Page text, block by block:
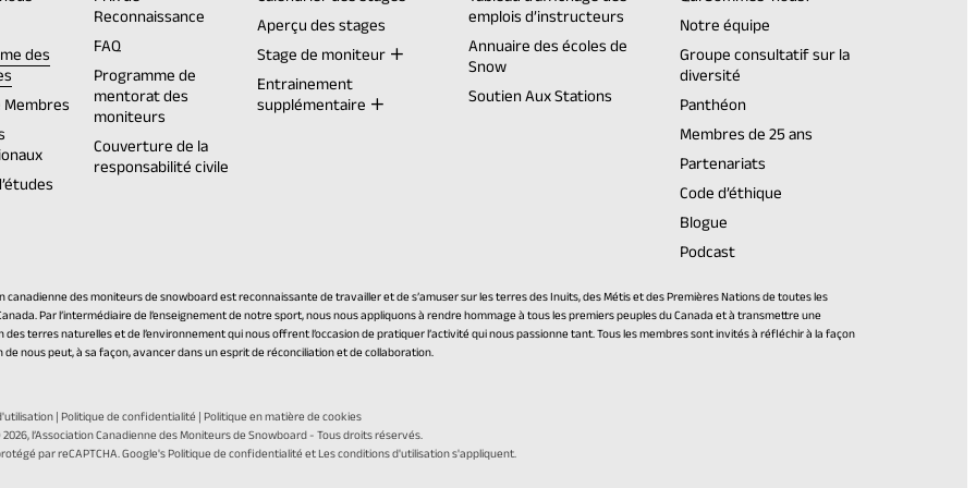
L
T
E
P
)
des
Membres
Reconnaissance
FAQ
Programme de
mentorat des
moniteurs
Couverture de la
responsabilité civile
Aperçu des stages
Stage de moniteur
Entrainement
supplémentaire
emplois d’instructeurs
Annuaire des écoles de
Snow
Soutien Aux Stations
Notre équipe
Groupe consultatif sur la
diversité
Panthéon
Membres de 25 ans
Partenariats
Code d’éthique
Blogue
Podcast
canadienne des moniteurs de snowboard est reconnaissante de travailler et de s’amuser sur les terres des Inuits, des Métis et des Premières Nations de toutes les
Par l’intermédiaire de l’enseignement de notre sport, nous nous appliquons à rendre hommage à tous les premiers peuples du Canada et à transmettre une
des terres naturelles et de l’environnement qui nous offrent l’occasion de pratiquer l’activité qui nous passionne tant. Tous les membres sont invités à réfléchir à la façon
de nous peut, à sa façon, avancer dans un esprit de réconciliation et de collaboration.
| Politique de confidentialité | Politique en matière de cookies
l’Association Canadienne des Moniteurs de Snowboard - Tous droits réservés.
par reCAPTCHA. Google'sPolitique de confidentialité (opens
et Lesconditions d'utilisation(opens
s'appliquent.